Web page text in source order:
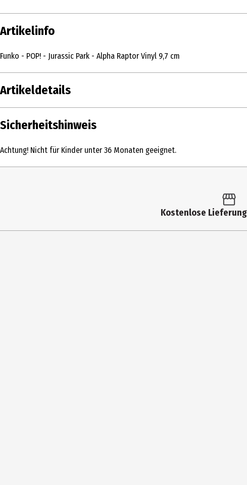
Artikelinfo
Funko - POP! - Jurassic Park - Alpha Raptor Vinyl 9,7 cm
Artikeldetails
Inhalt
Sicherheitshinweis
Achtung! Nicht für Kinder unter 36 Monaten geeignet.
Kostenlose